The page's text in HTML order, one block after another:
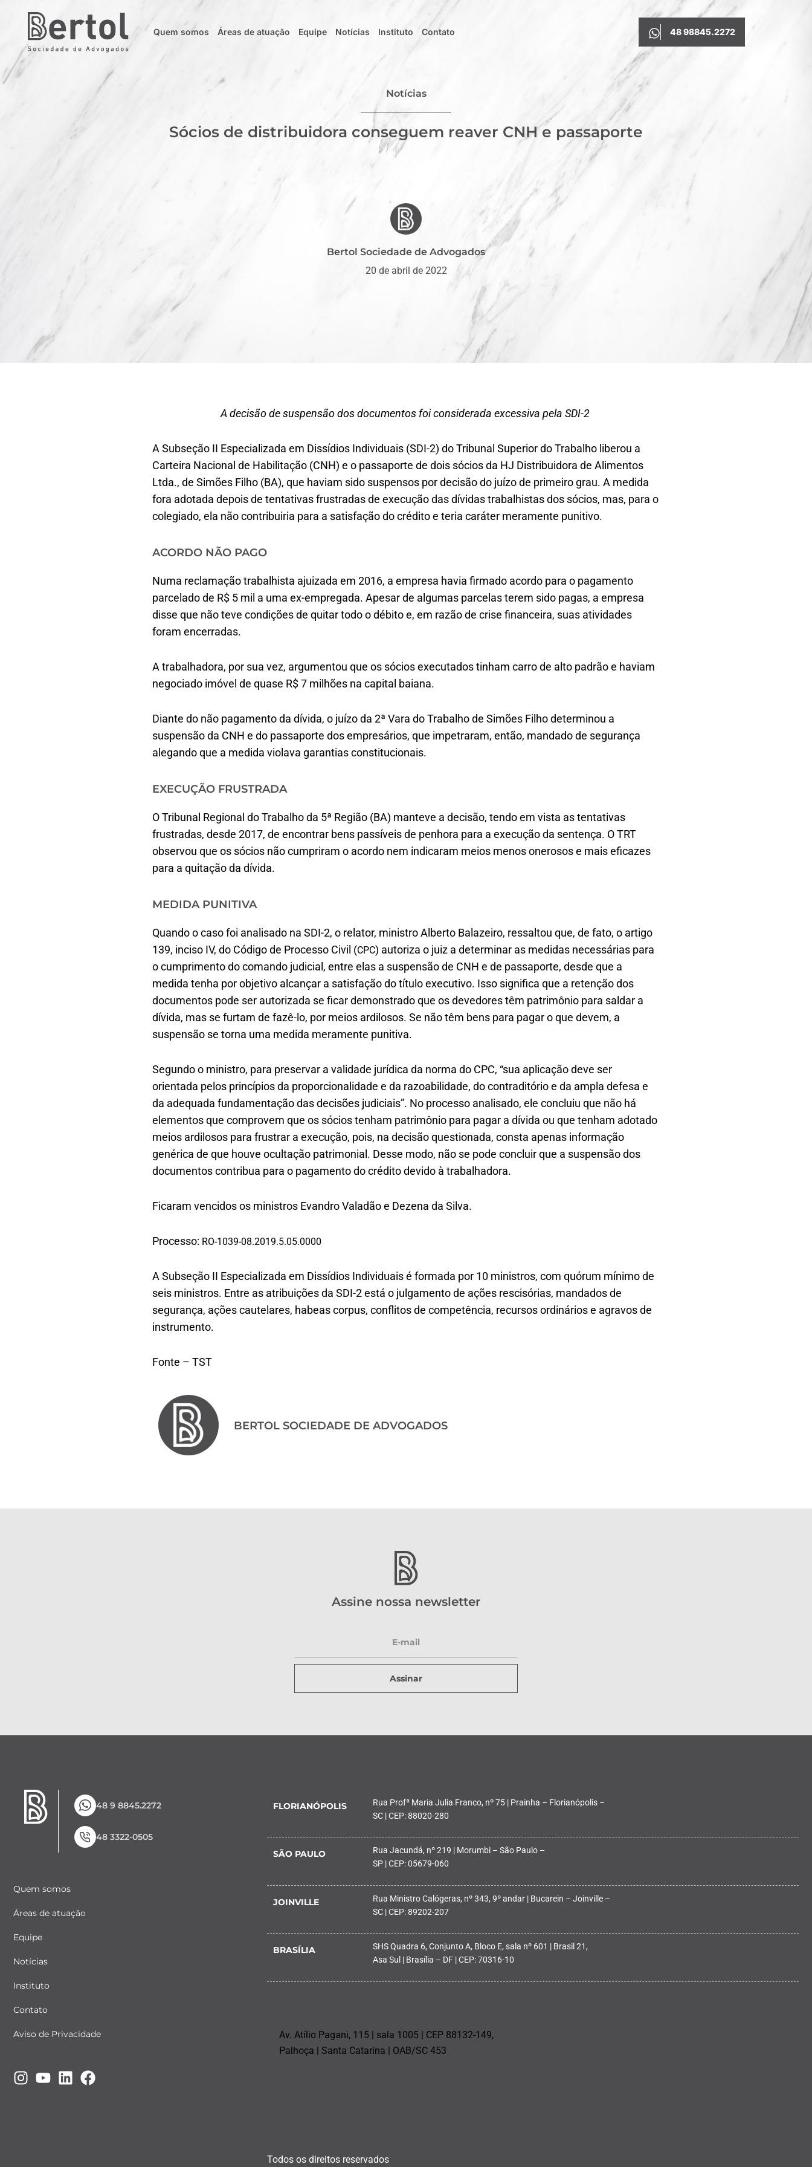
Quem somos Áreas de atuação Equipe Notícias Instituto Contato 48 98845.2272
Notícias
Sócios de distribuidora conseguem reaver CNH e passaporte
Bertol Sociedade de Advogados
20 de abril de 2022
A decisão de suspensão dos documentos foi considerada excessiva pela SDI-2
A Subseção II Especializada em Dissídios Individuais (SDI-2) do Tribunal Superior do Trabalho liberou a
Carteira Nacional de Habilitação (CNH) e o passaporte de dois sócios da HJ Distribuidora de Alimentos
Ltda., de Simões Filho (BA), que haviam sido suspensos por decisão do juízo de primeiro grau. A medida
fora adotada depois de tentativas frustradas de execução das dívidas trabalhistas dos sócios, mas, para o
colegiado, ela não contribuiria para a satisfação do crédito e teria caráter meramente punitivo.
ACORDO NÃO PAGO
Numa reclamação trabalhista ajuizada em 2016, a empresa havia firmado acordo para o pagamento
parcelado de R$ 5 mil a uma ex-empregada. Apesar de algumas parcelas terem sido pagas, a empresa
disse que não teve condições de quitar todo o débito e, em razão de crise financeira, suas atividades
foram encerradas.
A trabalhadora, por sua vez, argumentou que os sócios executados tinham carro de alto padrão e haviam
negociado imóvel de quase R$ 7 milhões na capital baiana.
Diante do não pagamento da dívida, o juízo da 2ª Vara do Trabalho de Simões Filho determinou a
suspensão da CNH e do passaporte dos empresários, que impetraram, então, mandado de segurança
alegando que a medida violava garantias constitucionais.
EXECUÇÃO FRUSTRADA
O Tribunal Regional do Trabalho da 5ª Região (BA) manteve a decisão, tendo em vista as tentativas
frustradas, desde 2017, de encontrar bens passíveis de penhora para a execução da sentença. O TRT
observou que os sócios não cumpriram o acordo nem indicaram meios menos onerosos e mais eficazes
para a quitação da dívida.
MEDIDA PUNITIVA
Quando o caso foi analisado na SDI-2, o relator, ministro Alberto Balazeiro, ressaltou que, de fato, o artigo
139, inciso IV, do Código de Processo Civil (CPC) autoriza o juiz a determinar as medidas necessárias para
o cumprimento do comando judicial, entre elas a suspensão de CNH e de passaporte, desde que a
medida tenha por objetivo alcançar a satisfação do título executivo. Isso significa que a retenção dos
documentos pode ser autorizada se ficar demonstrado que os devedores têm patrimônio para saldar a
dívida, mas se furtam de fazê-lo, por meios ardilosos. Se não têm bens para pagar o que devem, a
suspensão se torna uma medida meramente punitiva.
Segundo o ministro, para preservar a validade jurídica da norma do CPC, “sua aplicação deve ser
orientada pelos princípios da proporcionalidade e da razoabilidade, do contraditório e da ampla defesa e
da adequada fundamentação das decisões judiciais”. No processo analisado, ele concluiu que não há
elementos que comprovem que os sócios tenham patrimônio para pagar a dívida ou que tenham adotado
meios ardilosos para frustrar a execução, pois, na decisão questionada, consta apenas informação
genérica de que houve ocultação patrimonial. Desse modo, não se pode concluir que a suspensão dos
documentos contribua para o pagamento do crédito devido à trabalhadora.
Ficaram vencidos os ministros Evandro Valadão e Dezena da Silva.
Processo: RO-1039-08.2019.5.05.0000
A Subseção II Especializada em Dissídios Individuais é formada por 10 ministros, com quórum mínimo de
seis ministros. Entre as atribuições da SDI-2 está o julgamento de ações rescisórias, mandados de
segurança, ações cautelares, habeas corpus, conflitos de competência, recursos ordinários e agravos de
instrumento.
Fonte – TST
BERTOL SOCIEDADE DE ADVOGADOS
Assine nossa newsletter
Assinar
48 9 8845.2272
48 3322-0505
Quem somos
Áreas de atuação
Equipe
Notícias
Instituto
Contato
Aviso de Privacidade
FLORIANÓPOLIS
Rua Profª Maria Julia Franco, nº 75 | Prainha – Florianópolis –
SC | CEP: 88020-280
SÃO PAULO
Rua Jacundá, nº 219 | Morumbi – São Paulo –
SP | CEP: 05679-060
JOINVILLE
Rua Ministro Calógeras, nº 343, 9º andar | Bucarein – Joinville –
SC | CEP: 89202-207
BRASÍLIA
SHS Quadra 6, Conjunto A, Bloco E, sala nº 601 | Brasil 21,
Asa Sul | Brasília – DF | CEP: 70316-10
Av. Atílio Pagani, 115 | sala 1005 | CEP 88132-149,
Palhoça | Santa Catarina | OAB/SC 453
Todos os direitos reservados